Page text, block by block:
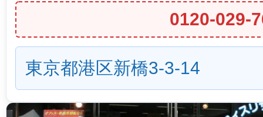
0120-029-
東京都港区新橋3-3-14